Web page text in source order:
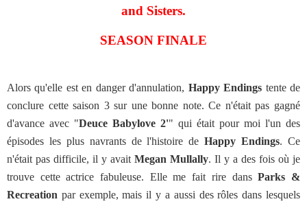
and Sisters.
SEASON FINALE
Alors qu'elle est en danger d'annulation, Happy Endings tente de
conclure cette saison 3 sur une bonne note. Ce n'était pas gagné
d'avance avec "Deuce Babylove 2'" qui était pour moi l'un des
épisodes les plus navrants de l'histoire deHappy Endings. Ce
n'était pas difficile, il y avait Megan Mullally. Il y a des fois où je
trouve cette actrice fabuleuse. Elle me fait rire dansParks &
Recreation par exemple, mais il y a aussi des rôles dans lesquels